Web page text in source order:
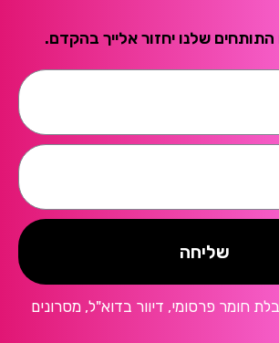
שלנו יחזור אלייך בהקדם.
שליחה
חומר פרסומי, דיוור בדוא"ל, מסרונים